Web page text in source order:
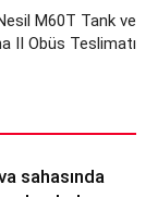
M60T Tank ve
II Obüs Teslimatı
sahasında